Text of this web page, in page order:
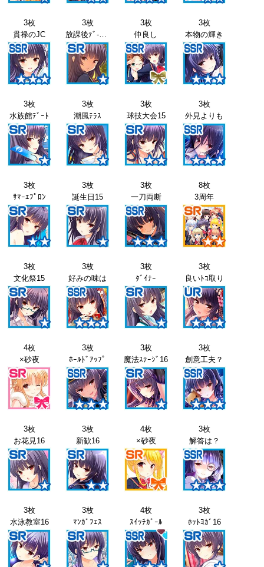
3枚
貫禄のJC
3枚
放課後ﾃﾞ-ﾄ15
3枚
仲良し
3枚
本物の輝き
3枚
水族館ﾃﾞｰﾄ
3枚
潮風ﾃﾗｽ
3枚
球技大会15
3枚
外見よりも
3枚
ｻﾏｰｴﾌﾟﾛﾝ
3枚
誕生日15
3枚
一刀両断
8枚
3周年
3枚
文化祭15
3枚
好みの味は
3枚
ﾀﾞｲﾅｰ
3枚
良いﾄｺ取り
4枚
×砂夜
3枚
ﾎｰﾙﾄﾞｱｯﾌﾟ
3枚
魔法ｽﾃｰｼﾞ16
3枚
創意工夫？
3枚
お花見16
3枚
新歓16
4枚
×砂夜
3枚
解答は？
3枚
水泳教室16
3枚
ﾏﾝｶﾞﾌｪｽ
4枚
ｽｲｯﾁｶﾞｰﾙ
3枚
ﾎｯﾄﾖｶﾞ16